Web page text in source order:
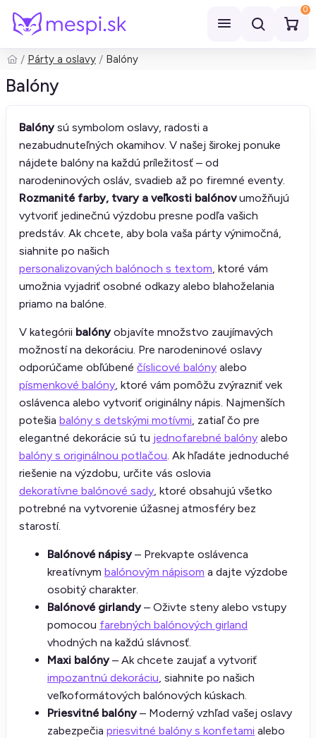
0
Hľadať
Párty a oslavy Balóny
Balóny
Balónysú symbolom oslavy, radosti a
nezabudnuteľných okamihov. V našej širokej ponuke
nájdete balóny na každú príležitosť – od
narodeninových osláv, svadieb až po firemné eventy.
Rozmanité farby, tvary a veľkosti balónovumožňujú
vytvoriť jedinečnú výzdobu presne podľa vašich
predstáv. Ak chcete, aby bola vaša párty výnimočná,
siahnite po našich
personalizovaných balónoch s textom, ktoré vám
umožnia vyjadriť osobné odkazy alebo blahoželania
priamo na balóne.
V kategórii balónyobjavíte množstvo zaujímavých
možností na dekoráciu. Pre narodeninové oslavy
odporúčame obľúbené číslicové balóny alebo
písmenkové balóny, ktoré vám pomôžu zvýrazniť vek
oslávenca alebo vytvoriť originálny nápis. Najmenších
potešia balóny s detskými motívmi, zatiaľ čo pre
elegantné dekorácie sú tu jednofarebné balóny alebo
balóny s originálnou potlačou. Ak hľadáte jednoduché
riešenie na výzdobu, určite vás oslovia
dekoratívne balónové sady, ktoré obsahujú všetko
potrebné na vytvorenie úžasnej atmosféry bez
starostí.
Balónové nápisy– Prekvapte oslávenca
kreatívnym balónovým nápisom a dajte výzdobe
osobitý charakter.
Balónové girlandy– Oživte steny alebo vstupy
pomocou farebných balónových girland
vhodných na každú slávnosť.
Maxi balóny– Ak chcete zaujať a vytvoriť
impozantnú dekoráciu, siahnite po našich
veľkoformátových balónových kúskach.
Priesvitné balóny– Moderný vzhľad vašej oslavy
zabezpečia priesvitné balóny s konfetami alebo